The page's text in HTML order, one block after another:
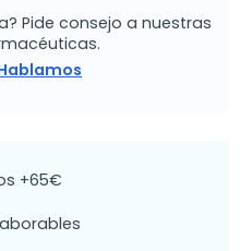
Pide consejo a nuestras
+65€